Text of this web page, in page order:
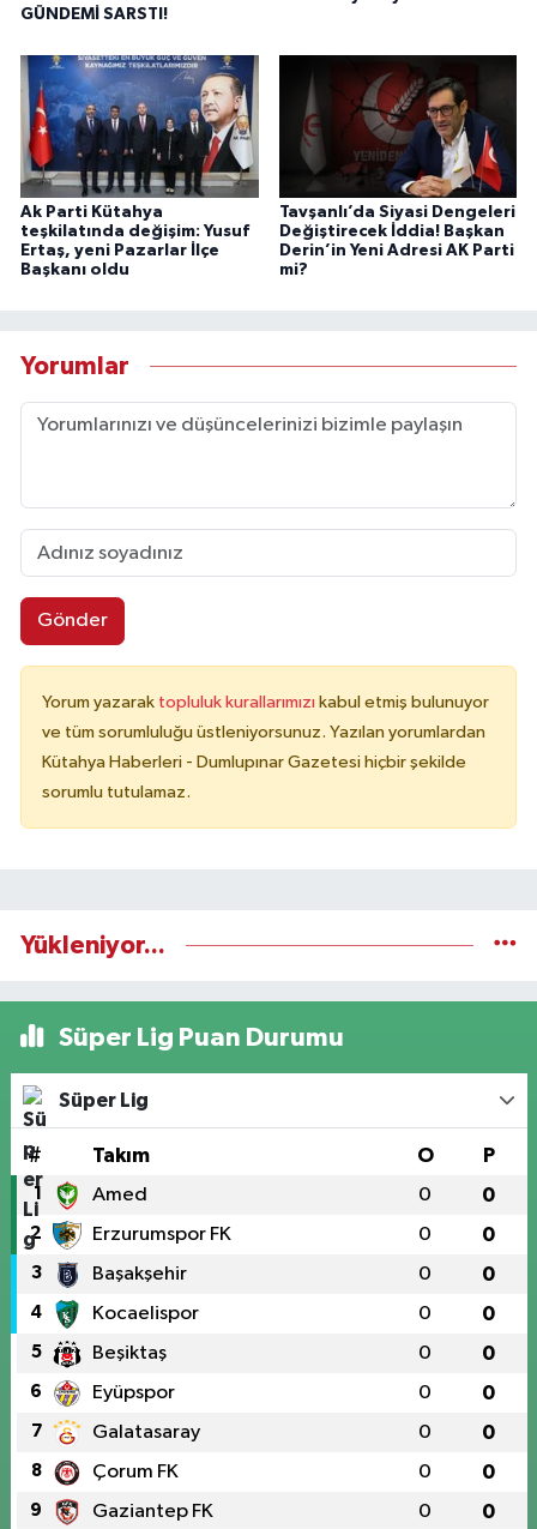
GÜNDEMİ SARSTI!
Ak Parti Kütahya
teşkilatında değişim: Yusuf
Ertaş, yeni Pazarlar İlçe
Başkanı oldu
Tavşanlı’da Siyasi Dengeleri
Değiştirecek İddia! Başkan
Derin’in Yeni Adresi AK Parti
mi?
Yorumlar
Gönder
Yorum yazarak topluluk kurallarımızı kabul etmiş bulunuyor
ve tüm sorumluluğu üstleniyorsunuz. Yazılan yorumlardan
Kütahya Haberleri - Dumlupınar Gazetesi hiçbir şekilde
sorumlu tutulamaz.
Yükleniyor...
Süper Lig Puan Durumu
Süper Lig
# Takım O P
1 Amed 0 0
2 Erzurumspor FK 0 0
3 Başakşehir 0 0
4 Kocaelispor 0 0
5 Beşiktaş 0 0
6 Eyüpspor 0 0
7 Galatasaray 0 0
8 Çorum FK 0 0
9 Gaziantep FK 0 0